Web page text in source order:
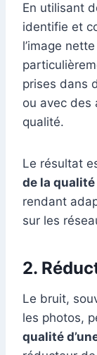
En utilisant
identifie et
l’image
prises dans
ou avec des
qualité.
Le résultat
de la qualité
rendant
sur les
2.
Le bruit,
les photos,
qualité